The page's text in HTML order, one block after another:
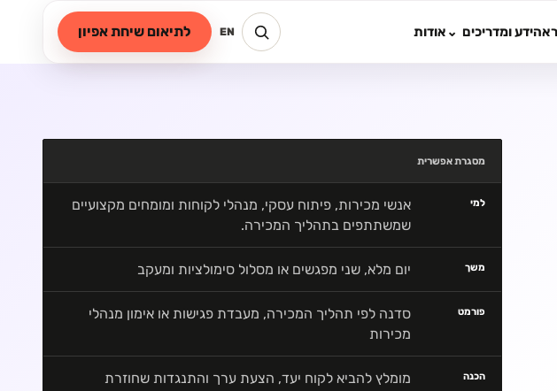
ידע ומדריכים אודות EN לתיאום שיחת אפיון
מסגרת אפשרית
למי
אנשי מכירות, פיתוח עסקי, מנהלי לקוחות ומומחים מקצועיים
שמשתתפים בתהליך המכירה.
משך יום מלא, שני מפגשים או מסלול סימולציות ומעקב
פורמט
סדנה לפי תהליך המכירה, מעבדת פגישות או אימון מנהלי
מכירות
הכנה
מומלץ להביא לקוח יעד, הצעת ערך והתנגדות שחוזרת